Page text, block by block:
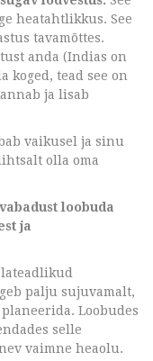
heatahtlikkus. See
tavamõttes.
anda (Indias on
koged, tead see on
ja lisab
vaikusel ja sinu
olla oma
loobuda
ja
palju sujuvamalt,
Loobudes
selle
vaimne heaolu.